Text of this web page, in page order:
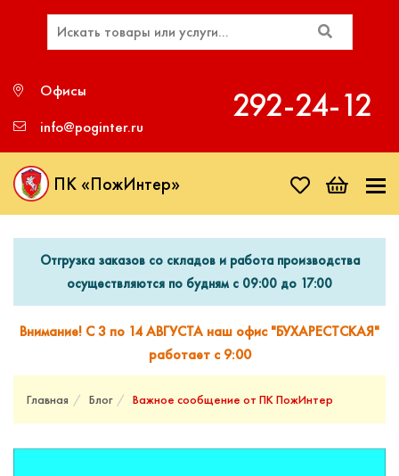
Офисы
info@poginter.ru
292‑24‑12
ПК «ПожИнтер»
Отгрузка заказов со складов и работа производства
осуществляются по будням с 09:00 до 17:00
Внимание! С 3 по 14 АВГУСТА наш офис "БУХАРЕСТСКАЯ"
работает с 9:00
Главная Блог Важное сообщение от ПК ПожИнтер